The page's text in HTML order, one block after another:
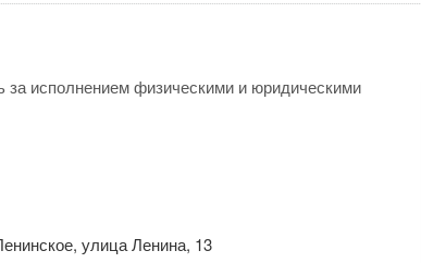
за исполнением физическими и юридическими
улица Ленина, 13